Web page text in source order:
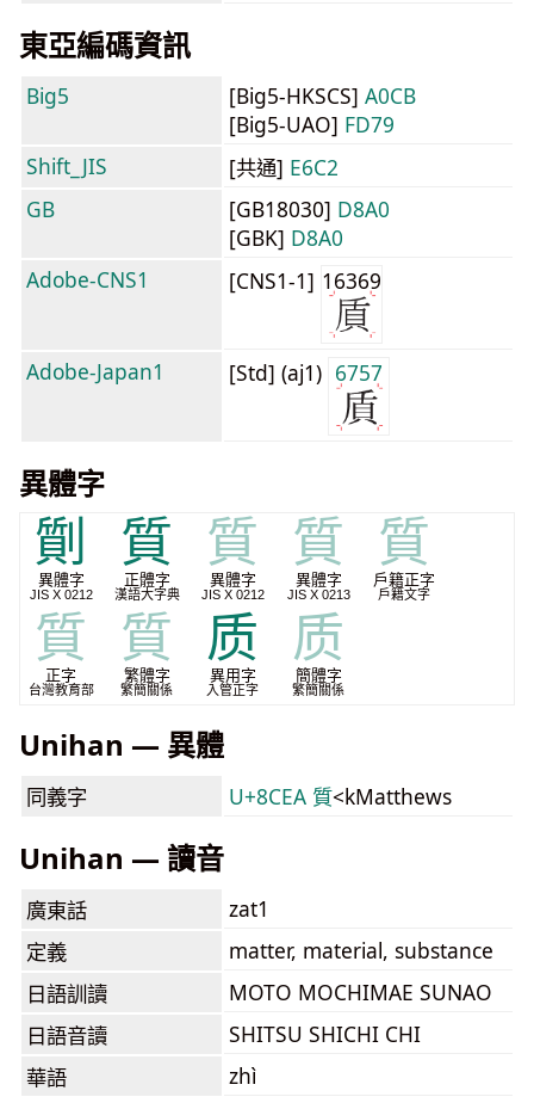
東亞編碼資訊
Big5 [Big5-HKSCS] A0CB
[Big5-UAO] FD79
Shift_JIS
[共通] E6C2
GB
[GB18030] D8A0
[GBK] D8A0
Adobe-CNS1
[CNS1-1] 16369
Adobe-Japan1 [Std] (aj1) 6757
異體字
劕
異體字
JIS X 0212
質
正體字
漢語大字典
質
異體字
JIS X 0212
質
異體字
JIS X 0213
質
戶籍正字
戶籍文字
質
正字
台灣教育部
質
繁體字
繁簡關係
质
異用字
入管正字
质
簡體字
繁簡關係
Unihan — 異體
同義字 U+8CEA 質<kMatthews
Unihan — 讀音
廣東話
zat1
定義
matter, material, substance
日語訓讀
MOTO MOCHIMAE SUNAO
日語音讀
SHITSU SHICHI CHI
華語
zhì